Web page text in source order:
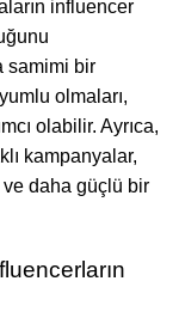
influencer
samimi bir
olmaları,
olabilir. Ayrıca,
kampanyalar,
ve daha güçlü bir